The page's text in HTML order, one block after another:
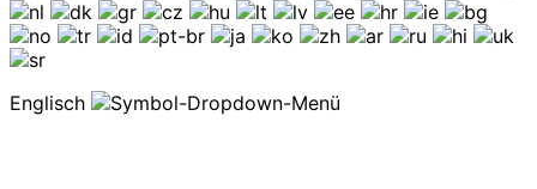
Englisch